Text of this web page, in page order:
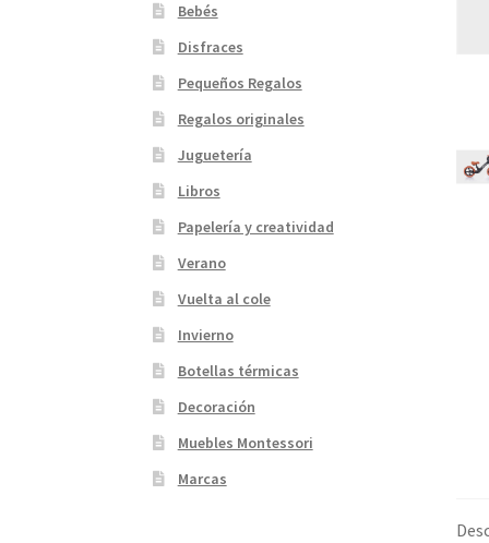
Bebés
Disfraces
Pequeños Regalos
Regalos originales
Juguetería
Libros
Papelería y creatividad
Verano
Vuelta al cole
Invierno
Botellas térmicas
Decoración
Muebles Montessori
Marcas